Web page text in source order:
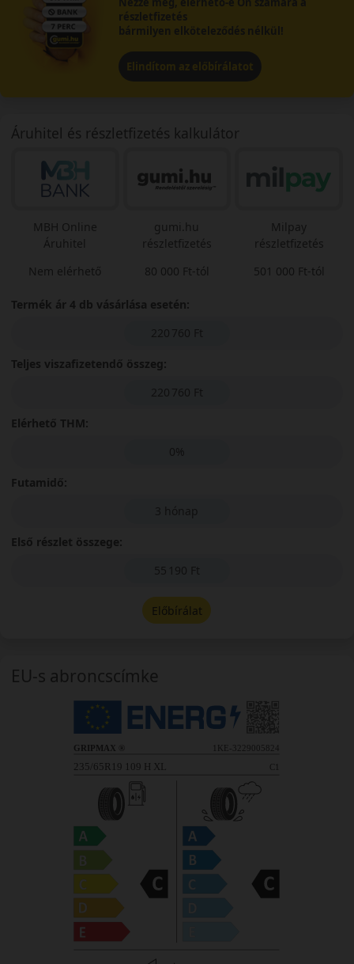
részletfizetés
bármilyen elköteleződés nélkül!
Elindítom az előbírálatot
Áruhitel és részletfizetés kalkulátor
MBH Online
Áruhitel
Nem elérhető
gumi.hu
részletfizetés
80 000 Ft-tól
Milpay
részletfizetés
501 000 Ft-tól
Termék ár 4 db vásárlása esetén:
220 760 Ft
Teljes viszafizetendő összeg:
220 760 Ft
Elérhető THM:
0%
Futamidő:
3 hónap
Első részlet összege:
55 190 Ft
Előbírálat
EU-s abroncscímke